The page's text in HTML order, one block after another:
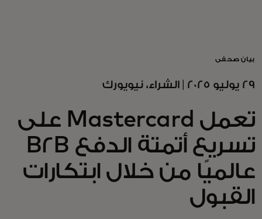
للأعمال
للمجتمع
للمبتكرين
الأخبار و التوجهات
بيان صحفي
29 يوليو 2025 | الشراء، نيويورك
تعمل Mastercard على
تسريع أتمتة الدفع B2B
عالميًا من خلال ابتكارات
القبول